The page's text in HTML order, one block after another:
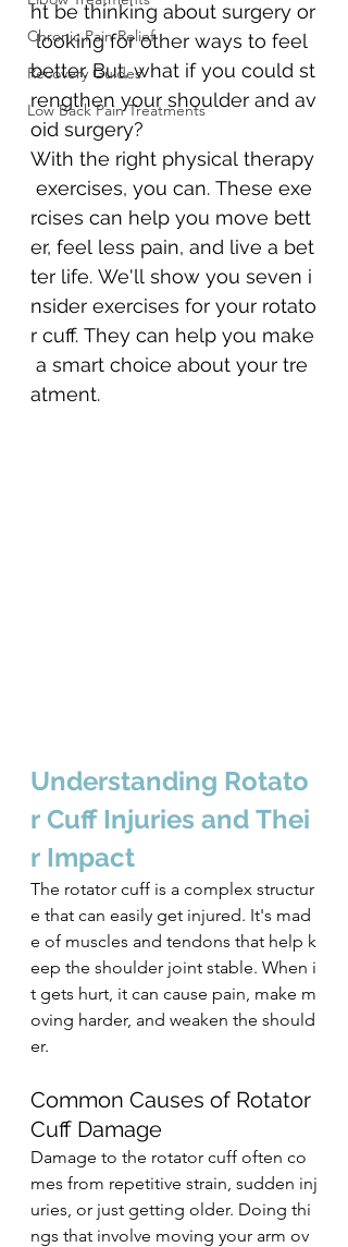
Chronic Pain Relief
Recovery Guides
Low Back Pain Treatments
ht be thinking about surgery or
looking for other ways to feel
better. But, what if you could st
rengthen your shoulder and av
oid surgery?
With the right physical therapy
exercises, you can. These exe
rcises can help you move bett
er, feel less pain, and live a bet
ter life. We'll show you seven i
nsider exercises for your rotato
r cuff. They can help you make
a smart choice about your tre
atment.
Understanding Rotato
r Cuff Injuries and Thei
r Impact
The rotator cuff is a complex structur
e that can easily get injured. It's mad
e of muscles and tendons that help k
eep the shoulder joint stable. When i
t gets hurt, it can cause pain, make m
oving harder, and weaken the should
er.
Common Causes of Rotator
Cuff Damage
Damage to the rotator cuff often co
mes from repetitive strain, sudden inj
uries, or just getting older. Doing thi
ngs that involve moving your arm ov